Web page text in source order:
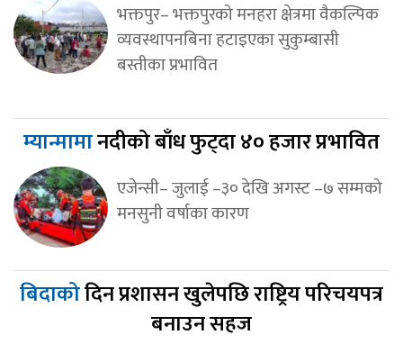
भक्तपुर– भक्तपुरको मनहरा क्षेत्रमा वैकल्पिक
व्यवस्थापनबिना हटाइएका सुकुम्बासी
बस्तीका प्रभावित
म्यान्मामानदीको बाँध फुट्दा ४० हजार प्रभावित
एजेन्सी– जुलाई –३० देखि अगस्ट –७ सम्मको
मनसुनी वर्षाका कारण
बिदाकोदिन प्रशासन खुलेपछि राष्ट्रिय परिचयपत्र
बनाउन सहज